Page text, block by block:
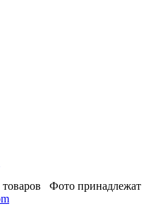
товаров Фото принадлежат